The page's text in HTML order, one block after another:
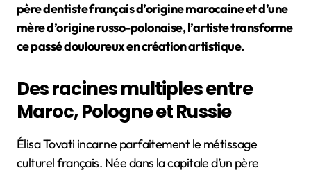
père dentiste français d’origine marocaine et d’une
mère d’origine russo-polonaise, l’artiste transforme
ce passé douloureux en création artistique.
Des racines multiples entre
Maroc, Pologne et Russie
Élisa Tovati incarne parfaitement le métissage
culturel français. Née dans la capitale d’un père